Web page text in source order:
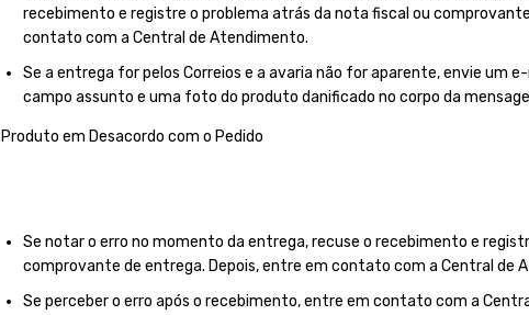
recebimento e registre o problema atrás da nota fiscal ou
contato com a Central de Atendimento.
Se a entrega for pelos Correios e a avaria não for aparente, envie um
campo assunto e uma foto do produto danificado no corpo da
Produto em Desacordo com o Pedido
Se notar o erro no momento da entrega, recuse o recebimento e
comprovante de entrega. Depois, entre em contato com a Central de
Se perceber o erro após o recebimento, entre em contato com a